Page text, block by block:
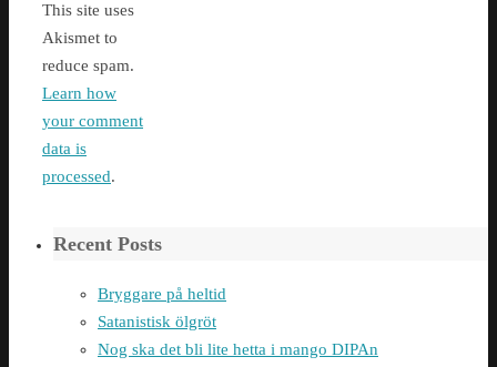
This site uses
Akismet to
reduce spam.
Learn how
your comment
data is
processed.
Recent Posts
Bryggare på heltid
Satanistisk ölgröt
Nog ska det bli lite hetta i mango DIPAn